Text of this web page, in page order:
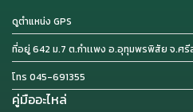
ดูตำแหน่ง GPS
ที่อยู่ 642 ม.7 ต.กำเเพง อ.อุทุมพรพิสัย จ.ศรี
โทร 045-691355
คู่มืออะไหล่